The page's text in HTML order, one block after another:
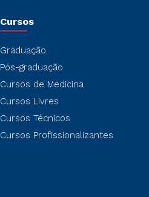
Cursos
Graduação
Pós-graduação
Cursos de Medicina
Cursos Livres
Cursos Técnicos
Cursos Profissionalizantes